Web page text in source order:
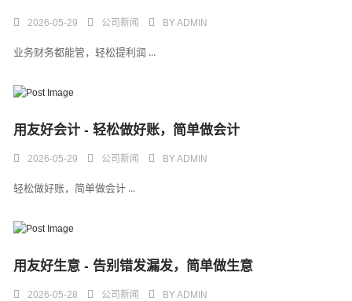
2026-05-29 公司新闻 BYADMIN
业务财务都能管，轻松提利润 ...
用友好会计 - 轻松做好账，简单做会计
2026-05-29 公司新闻 BYADMIN
轻松做好账，简单做会计 ...
用友好生意 - 告别错发漏发，简单做生意
2026-05-28 公司新闻 BYADMIN